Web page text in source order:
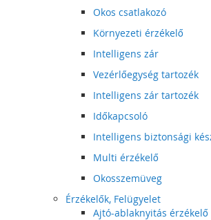
Okos csatlakozó
Környezeti érzékelő
Intelligens zár
Vezérlőegység tartozék
Intelligens zár tartozék
Időkapcsoló
Intelligens biztonsági
Multi érzékelő
Okosszemüveg
Érzékelők, Felügyelet
Ajtó-ablaknyitás érzékelő